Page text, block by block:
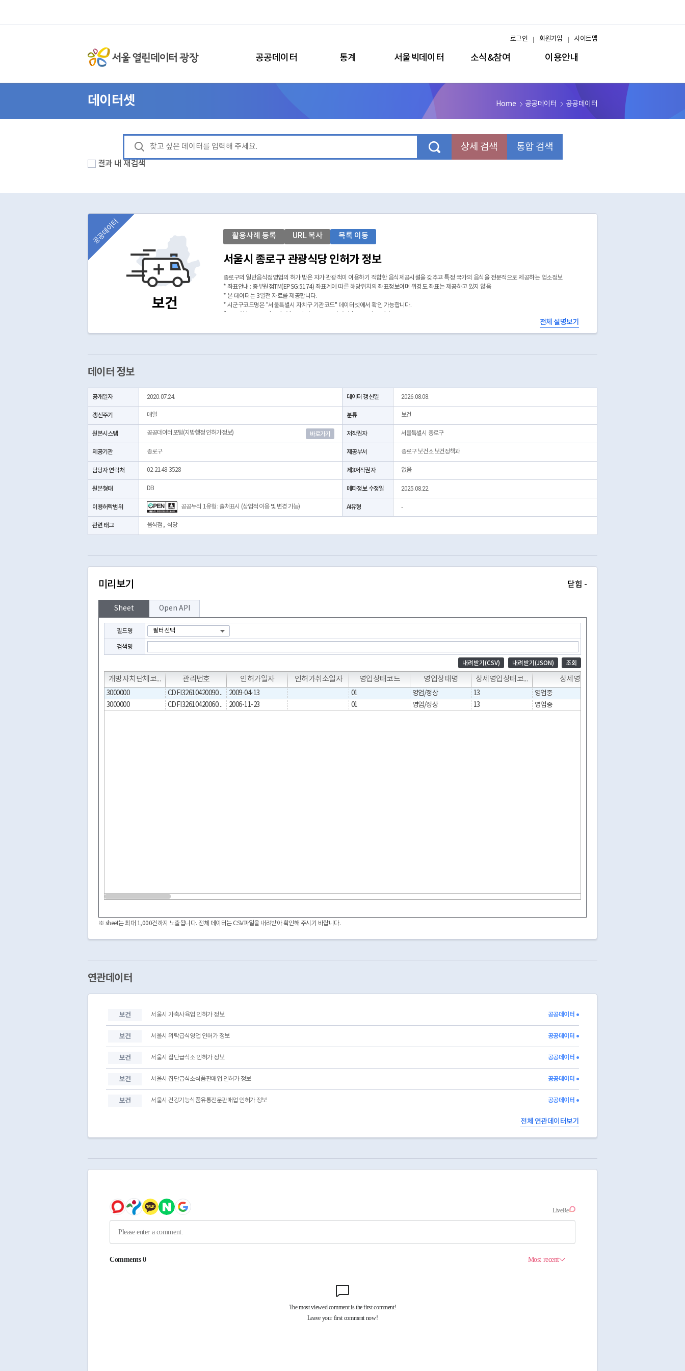
공공데이터 통계 서울빅데이터 소식&참여 이용안내
로그인 회원가입 사이트맵
데이터셋 Home 공공데이터 공공데이터
상세 검색 통합 검색
결과 내 재검색
보건
공공데이터 활용사례 등록 URL 복사 목록 이동
서울시 종로구 관광식당 인허가 정보
종로구의 일반음식점영업의 허가 받은 자가 관광객이 이용하기 적합한 음식제공시설을 갖추고 특정 국가의 음식을 전문적으로 제공하는 업소정보
* 좌표안내 : 중부원점TM(EPSG:5174) 좌표계에 따른 해당위치의 좌표정보이며 위경도 좌표는 제공하고 있지 않음
* 본 데이터는 3일전 자료를 제공합니다.
* 시군구코드명은 "서울특별시 자치구 기관코드" 데이터셋에서 확인 가능합니다.
전체 설명보기
데이터 정보
공개일자 2020.07.24. 데이터 갱신일 2026.08.08.
갱신주기 매일 분류 보건
원본시스템 공공데이터포털(지방행정 인허가정보) 바로가기 저작권자 서울특별시 종로구
제공기관 종로구 제공부서 종로구 보건소 보건정책과
담당자 연락처 02-2148-3528 제3저작권자 없음
원본형태 DB 메타정보 수정일 2025.08.22.
이용허락범위 공공누리 1유형 : 출처표시 (상업적 이용 및 변경 가능) AI유형 -
관련 태그 음식점 , 식당
미리보기 닫힘 -
Sheet Open API
필드명
검색명
내려받기(CSV) 내려받기(JSON) 조회
개방자치단체코드 관리번호 인허가일자 인허가취소일자 영업상태코드 영업상태명 상세영업상태코드 상세영업상태명
T T T
3000000 CDFI3261042009000001 2009-04-13 01 영업/정상 13
영업중
3000000
CDFI3261042006000001 2006-11-23 01 영업/정상 13 영업중
※ sheet는 최대 1,000건까지 노출됩니다. 전체 데이터는 CSV파일을 내려받아 확인해 주시기 바랍니다.
연관데이터
보건 서울시 가축사육업 인허가 정보 공공데이터 ●
보건 서울시 위탁급식영업 인허가 정보 공공데이터 ●
보건 서울시 집단급식소 인허가 정보 공공데이터 ●
보건 서울시 집단급식소식품판매업 인허가 정보 공공데이터 ●
보건 서울시 건강기능식품유통전문판매업 인허가 정보 공공데이터 ●
전체 연관데이터보기